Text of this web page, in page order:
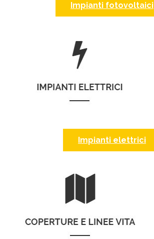
Impianti fotovoltaici
Impianti elettrici